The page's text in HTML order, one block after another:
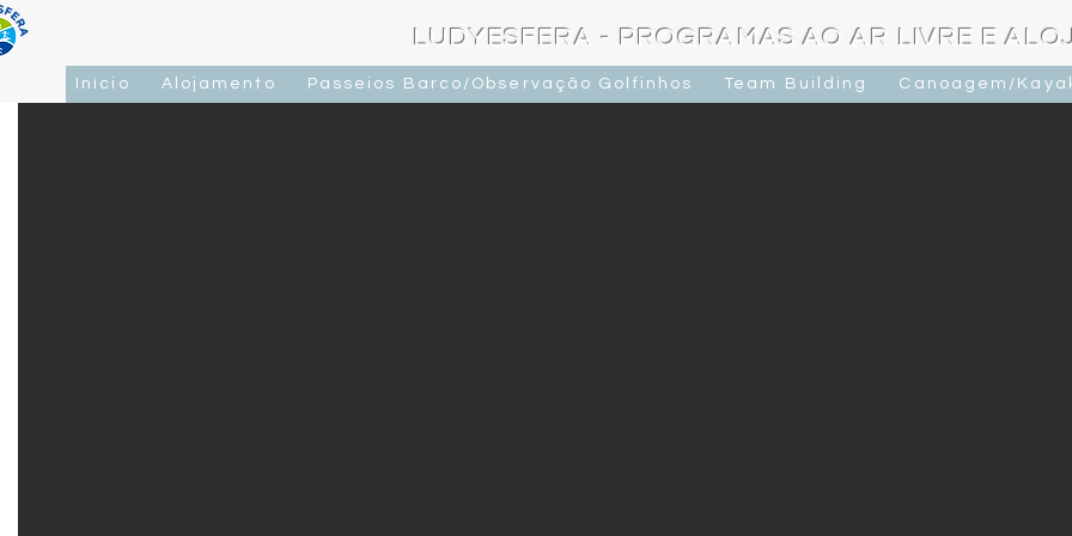
LUDYESFERA - PROGRAMAS AO AR LIVRE E
Início Alojamento Passeios Barco/Observação Golfinhos Team Building Canoagem/